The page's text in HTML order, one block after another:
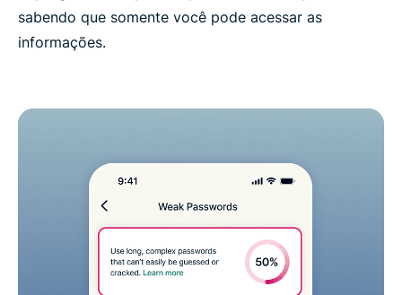
sabendo que somente você pode acessar as
informações.